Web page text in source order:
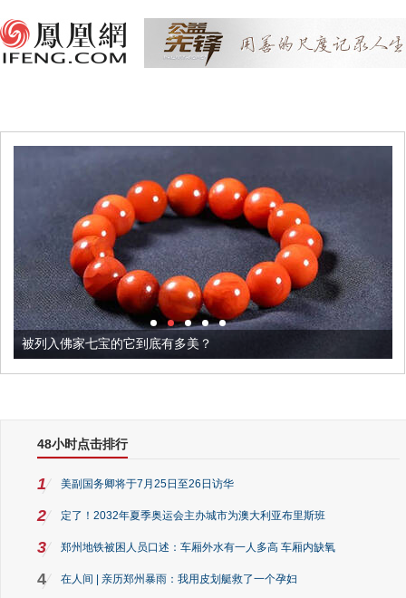
被列入佛家七宝的它到底有多美？
48小时点击排行
1 美副国务卿将于7月25日至26日访华
2 定了！2032年夏季奥运会主办城市为澳大利亚布里斯班
3 郑州地铁被困人员口述：车厢外水有一人多高 车厢内缺氧
4 在人间 | 亲历郑州暴雨：我用皮划艇救了一个孕妇